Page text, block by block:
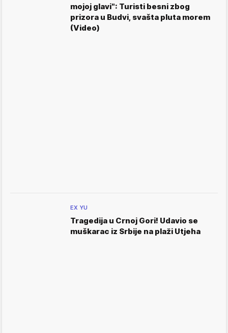
mojoj glavi": Turisti besni zbog
prizora u Budvi, svašta pluta morem
(Video)
EX YU
Tragedija u Crnoj Gori! Udavio se
muškarac iz Srbije na plaži Utjeha